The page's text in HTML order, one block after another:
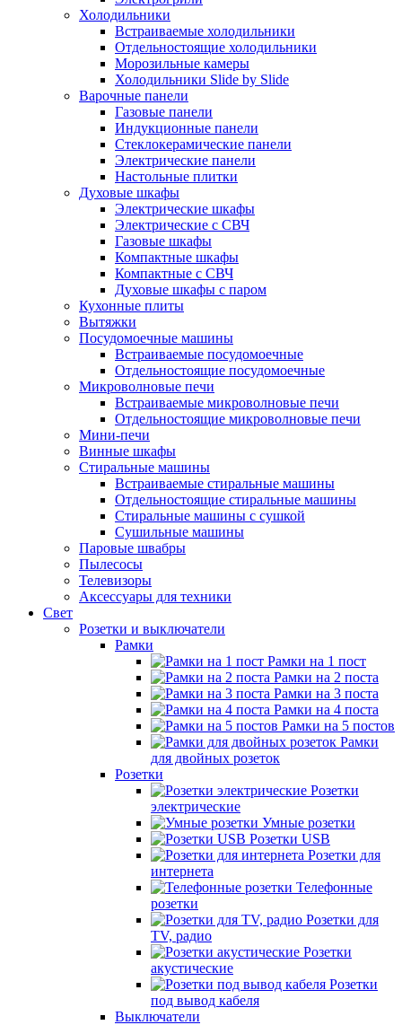
Холодильники
Встраиваемые холодильники
Отдельностоящие холодильники
Морозильные камеры
Холодильники Slide by Slide
Варочные панели
Газовые панели
Индукционные панели
Стеклокерамические панели
Электрические панели
Настольные плитки
Духовые шкафы
Электрические шкафы
Электрические с СВЧ
Газовые шкафы
Компактные шкафы
Компактные с СВЧ
Духовые шкафы с паром
Кухонные плиты
Вытяжки
Посудомоечные машины
Встраиваемые посудомоечные
Отдельностоящие посудомоечные
Микроволновые печи
Встраиваемые микроволновые печи
Отдельностоящие микроволновые печи
Мини-печи
Винные шкафы
Стиральные машины
Встраиваемые стиральные машины
Отдельностоящие стиральные машины
Стиральные машины с сушкой
Сушильные машины
Паровые швабры
Пылесосы
Телевизоры
Аксессуары для техники
Свет
Розетки и выключатели
Рамки
Рамки на 1 пост
Рамки на 2 поста
Рамки на 3 поста
Рамки на 4 поста
Рамки на 5 постов
Рамки
для двойных розеток
Розетки
Розетки
электрические
Умные розетки
Розетки USB
Розетки для
интернета
Телефонные
розетки
Розетки для
TV, радио
Розетки
акустические
Розетки
под вывод кабеля
Выключатели